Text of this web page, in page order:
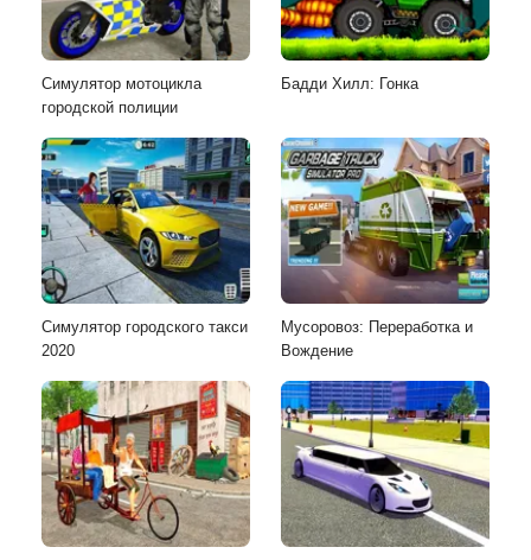
Симулятор мотоцикла
городской полиции
Бадди Хилл: Гонка
Симулятор городского такси
2020
Мусоровоз: Переработка и
Вождение